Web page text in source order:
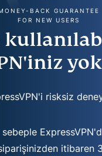
BACK GUARANTEE
FOR NEW USERS
risksiz
itibaren